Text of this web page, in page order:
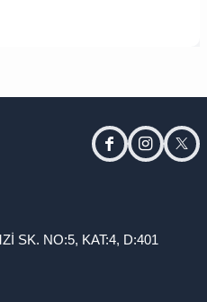
facebookinstagram
SK. NO:5, KAT:4, D:401